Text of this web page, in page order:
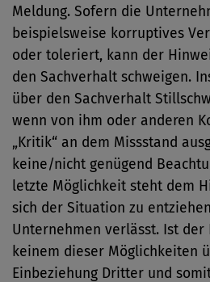
Meldung. Sofern die
beispielsweise korruptives
oder toleriert, kann der
den Sachverhalt schweigen.
über den Sachverhalt
wenn von ihm oder anderen
„Kritik“ an dem Missstand
keine/nicht genügend
letzte Möglichkeit steht dem
sich der Situation zu
Unternehmen verlässt. Ist der
keinem dieser Möglichkeiten
Einbeziehung Dritter und